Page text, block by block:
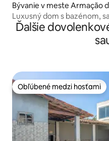
Bývanie v meste Armação
Luxusný dom s bazénom,
Geribá
Ďalšie
Obľúbené medzi hosťami
Obľúbené medzi hosťami